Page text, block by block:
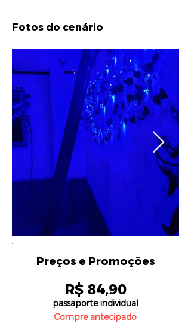
Fotos do cenário
Preços e Promoções
R$ 84,90
passaporte individual
Compre antecipado